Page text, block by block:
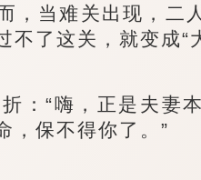
，当难关出现，二
了这关，就变成“
“嗨，正是夫妻本
，保不得你了。”